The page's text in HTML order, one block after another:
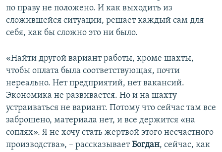
по праву не положено. И как выходить из
сложившейся ситуации, решает каждый сам для
себя, как бы сложно это ни было.
«Найти другой вариант работы, кроме шахты,
чтобы оплата была соответствующая, почти
нереально. Нет предприятий, нет вакансий.
Экономика не развивается. Но и на шахту
устраиваться не вариант. Потому что сейчас там все
заброшено, материала нет, и все держится «на
соплях». Я не хочу стать жертвой этого несчастного
производства», – рассказываетБогдан, сейчас, как